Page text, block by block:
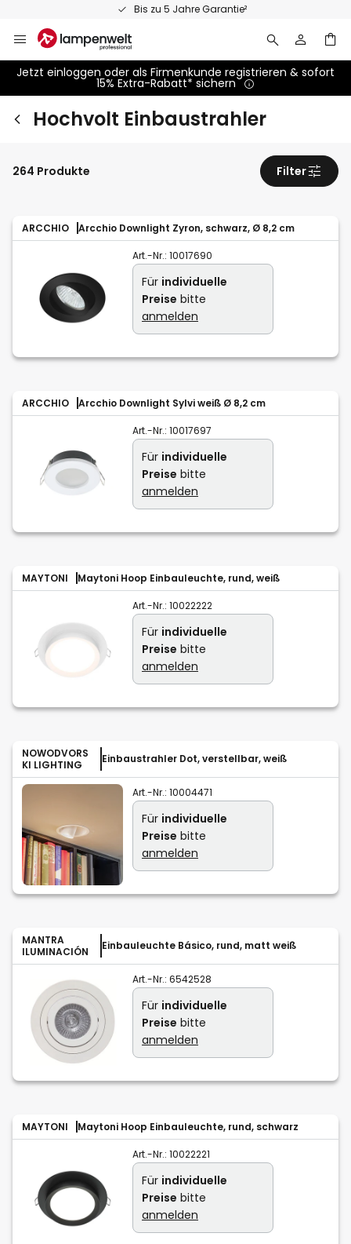
Bis zu 5 Jahre Garantie²
Inhalt
springen
Jetzt einloggen oder als Firmenkunde registrieren & sofort
15% Extra-Rabatt* sichern
Hochvolt Einbaustrahler
ARCCHIO Arcchio Downlight Zyron, schwarz, Ø 8,2 cm
Art.-Nr.: 10017690
Für individuelle
Preise bitte
anmelden
ARCCHIO Arcchio Downlight Sylvi weiß Ø 8,2 cm
Art.-Nr.: 10017697
Für individuelle
Preise bitte
anmelden
MAYTONI Maytoni Hoop Einbauleuchte, rund, weiß
Art.-Nr.: 10022222
Für individuelle
Preise bitte
anmelden
NOWODVORS
KI LIGHTING
Einbaustrahler Dot, verstellbar, weiß
Art.-Nr.: 10004471
Für individuelle
Preise bitte
anmelden
MANTRA
ILUMINACIÓN
Einbauleuchte Básico, rund, matt weiß
Art.-Nr.: 6542528
Für individuelle
Preise bitte
anmelden
MAYTONI Maytoni Hoop Einbauleuchte, rund, schwarz
Art.-Nr.: 10022221
Für individuelle
Preise bitte
anmelden
264 Produkte Filter